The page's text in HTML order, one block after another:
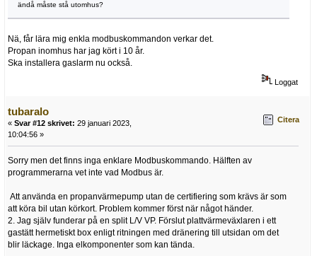
ändå måste stå utomhus?
Nä, får lära mig enkla modbuskommandon verkar det.
Propan inomhus har jag kört i 10 år.
Ska installera gaslarm nu också.
Loggat
tubaralo
« Svar #12 skrivet: 29 januari 2023,
10:04:56 »
Citera
Sorry men det finns inga enklare Modbuskommando. Hälften av
programmerarna vet inte vad Modbus är.
Att använda en propanvärmepump utan de certifiering som krävs är som
att köra bil utan körkort. Problem kommer först när något händer.
2. Jag själv funderar på en split L/V VP. Förslut plattvärmeväxlaren i ett
gastätt hermetiskt box enligt ritningen med dränering till utsidan om det
blir läckage. Inga elkomponenter som kan tända.